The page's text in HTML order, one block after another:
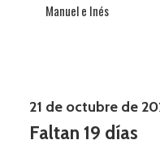
Manuel e Inés
21 de octubre de
Faltan 19 días